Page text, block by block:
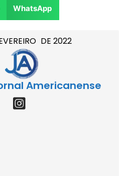
DE 2022
Americanense
WhatsApp